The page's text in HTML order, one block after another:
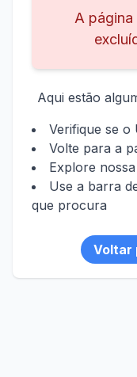
A
Aqui estão
Verifique se o
Volte para a
Explore
Use a barra
que procura
Voltar